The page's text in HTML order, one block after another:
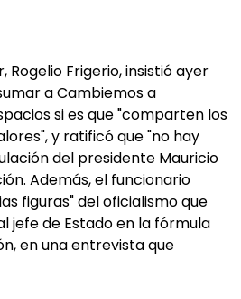
Rogelio Frigerio, insistió ayer
a Cambiemos a
si es que "comparten los
y ratificó que "no hay
del presidente Mauricio
Además, el funcionario
figuras" del oficialismo que
jefe de Estado en la fórmula
en una entrevista que